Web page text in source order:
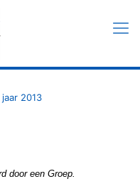
2013
door een Groep.